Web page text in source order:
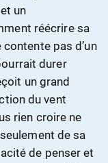
un
réécrire sa
pas d’un
durer
un grand
du vent
rien croire ne
de sa
de penser et